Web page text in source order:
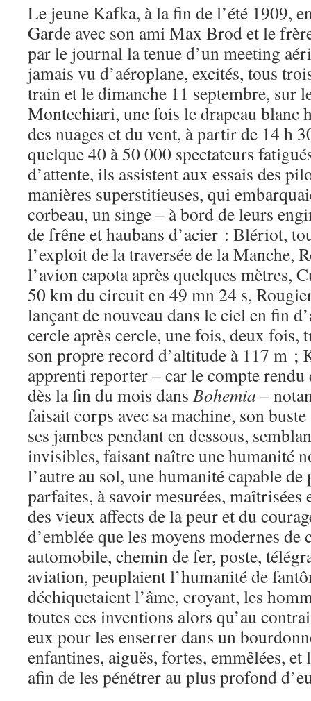
Le jeune Kafka, à la fin de l’été 1909,
Garde avec son ami Max Brod et le
par le journal la tenue d’un meeting
jamais vu d’aéroplane, excités, tous
train et le dimanche 11 septembre, sur
Montechiari, une fois le drapeau blanc
des nuages et du vent, à partir de 14 h
quelque 40 à 50 000 spectateurs
d’attente, ils assistent aux essais des
manières superstitieuses, qui
corbeau, un singe – à bord de leurs
de frêne et haubans d’acier : Blériot,
l’exploit de la traversée de la Manche,
l’avion capota après quelques mètres,
50 km du circuit en 49 mn 24 s,
lançant de nouveau dans le ciel en fin
cercle après cercle, une fois, deux fois,
son propre record d’altitude à 117 m ;
apprenti reporter – car le compte
dès la fin du mois dans Bohemia –
faisait corps avec sa machine, son
ses jambes pendant en dessous,
invisibles, faisant naître une humanité
l’autre au sol, une humanité capable
parfaites, à savoir mesurées, maîtrisées
des vieux affects de la peur et du
d’emblée que les moyens modernes
automobile, chemin de fer, poste,
aviation, peuplaient l’humanité de
déchiquetaient l’âme, croyant, les
toutes ces inventions alors qu’au
eux pour les enserrer dans un
enfantines, aiguës, fortes, emmêlées,
afin de les pénétrer au plus profond